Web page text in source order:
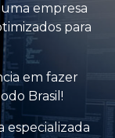
empresa
para
em fazer
Brasil!
especializada